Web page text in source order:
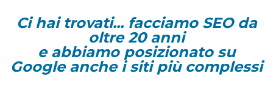
Ci hai trovati... facciamo SEO da
oltre 20 anni
e abbiamo posizionato su
Google anche i siti più complessi